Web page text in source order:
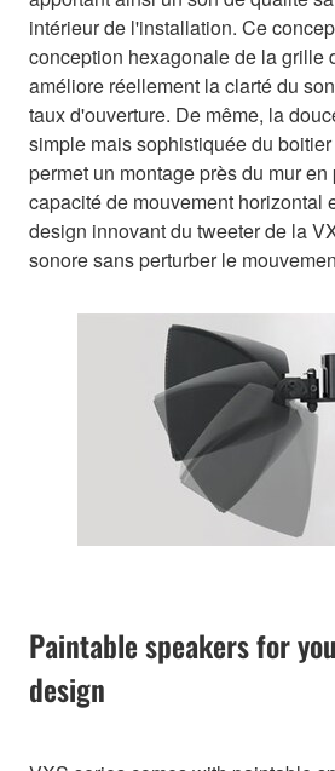
intérieur de l'installation. Ce
conception hexagonale de la grille
améliore réellement la clarté du
taux d'ouverture. De même, la
simple mais sophistiquée du
permet un montage près du mur
capacité de mouvement horizontal
design innovant du tweeter de la
sonore sans perturber le
Paintable speakers for
design